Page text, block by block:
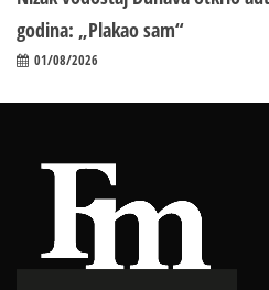
godina: „Plakao sam“
01/08/2026